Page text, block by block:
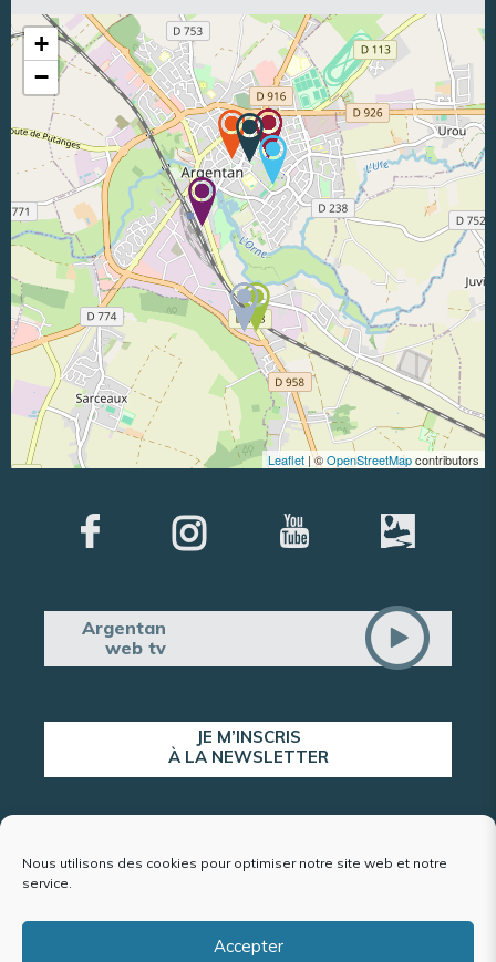
Nous utilisons des cookies pour optimiser notre site web et notre
service.
Accepter
+
−
Leaflet | ©OpenStreetMapcontributors
Argentan
web tv
JE M’INSCRIS
À LA NEWSLETTER
ALERTE POPULATION